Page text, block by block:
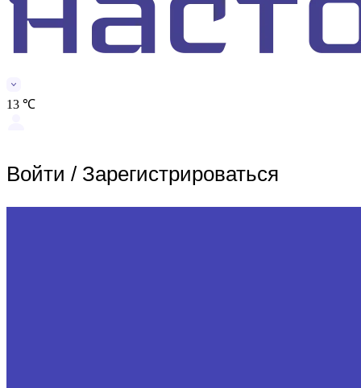
13 ℃
Войти / Зарегистрироваться